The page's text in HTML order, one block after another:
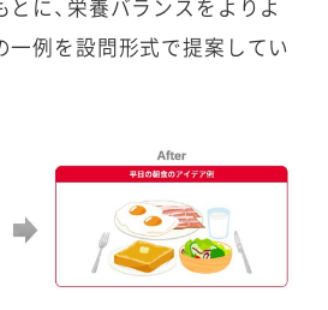
に、栄養バランスをよりよ
一例を設問形式で提案してい